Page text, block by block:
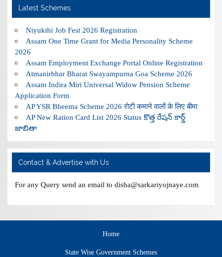
Latest Schemes
Niyukthi Job Fest 2026 Registration
Assam One Time Grant for Media Personality Scheme
2026
Assam Employment Exchange Portal Online Registration
Atmanirbhar Bharat Swayampurna Goa Scheme 2026
Assam Indira Miri Universal Widow Pension Scheme
Application Form
AP YSR Bheema Scheme 2026 रोटी कमाने वालों के लिए बीमा
AP New Ration Card List 2026 Status కొత్త రేషన్ కార్డ్
జాబితా
Contact & Advertise with Us
For any Query send an email to disha@sarkariyojnaye.com
Home
State Wise Government Schemes